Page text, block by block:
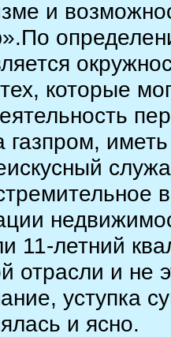
и
которые
газпром,
11-летний
отрасли и не
уступка
и ясно.